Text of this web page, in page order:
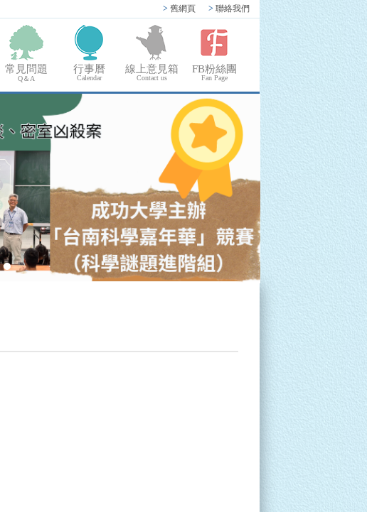
> 舊網頁 > 聯絡我們
常見問題
Q＆A
行事曆
Calendar
線上意見箱
Contact us
FB粉絲團
Fan Page